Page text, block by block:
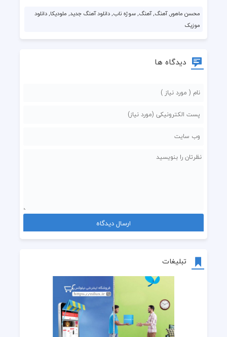
تبلیغات
محسن ماهور, آهنگ, آهنگ, سوژه ناب, دانلود آهنگ جدید, ملودیکا, دانلود
موزیک
دیدگاه ها